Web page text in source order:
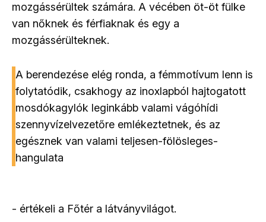
mozgássérültek számára. A vécében öt-öt fülke
van nőknek és férfiaknak és egy a
mozgássérülteknek.
A berendezése elég ronda, a fémmotívum lenn is
folytatódik, csakhogy az inoxlapból hajtogatott
mosdókagylók leginkább valami vágóhídi
szennyvízelvezetőre emlékeztetnek, és az
egésznek van valami teljesen-fölösleges-
hangulata
- értékeli a Főtér a látványvilágot.